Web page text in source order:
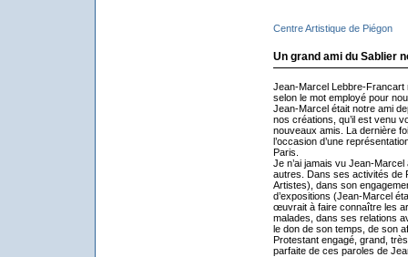
Centre Artistique de Piégon
Un grand ami du Sablier
Jean-Marcel Lebbre-Francart
selon le mot employé pour
Jean-Marcel était notre ami
nos créations, qu’il est venu
nouveaux amis. La dernière
l’occasion d’une
Paris.
Je n’ai jamais vu Jean-
autres. Dans ses activités de
Artistes), dans son
d’expositions (Jean-Marcel
œuvrait à faire connaître les
malades, dans ses relations
le don de son temps, de son
Protestant engagé, grand,
parfaite de ces paroles de